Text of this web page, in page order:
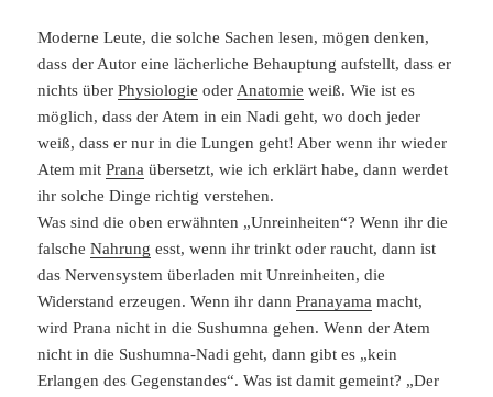
Moderne Leute, die solche Sachen lesen, mögen denken,
dass der Autor eine lächerliche Behauptung aufstellt, dass er
nichts überPhysiologie oder Anatomie weiß. Wie ist es
möglich, dass der Atem in ein Nadi geht, wo doch jeder
weiß, dass er nur in die Lungen geht! Aber wenn ihr wieder
Atem mitPrana übersetzt, wie ich erklärt habe, dann werdet
ihr solche Dinge richtig verstehen.
Was sind die oben erwähnten „Unreinheiten“? Wenn ihr die
falscheNahrung esst, wenn ihr trinkt oder raucht, dann ist
das Nervensystem überladen mit Unreinheiten, die
Widerstand erzeugen. Wenn ihr dannPranayama macht,
wird Prana nicht in die Sushumna gehen. Wenn der Atem
nicht in die Sushumna-Nadi geht, dann gibt es „kein
Erlangen des Gegenstandes“. Was ist damit gemeint? „Der